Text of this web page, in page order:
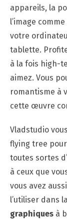
appareils, la
l’image comme
votre
tablette.
à la fois high-
aimez. Vous
romantisme à
cette œuvre
Vladstudio
flying tree
toutes sortes
à ceux que
vous avez
l’utiliser dans la
graphiques à